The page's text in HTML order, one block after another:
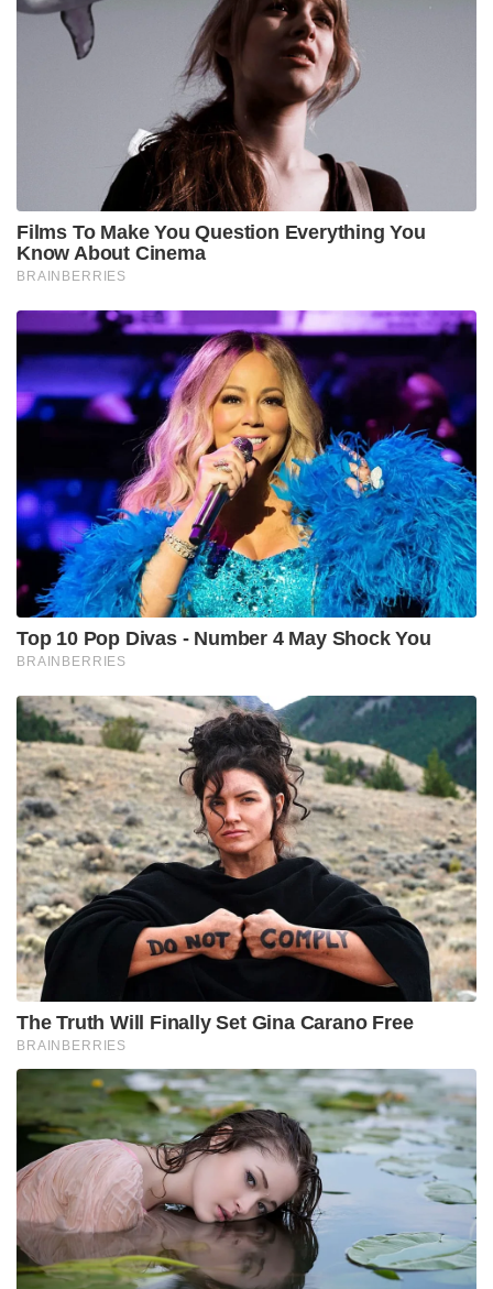
Films To Make You Question Everything You
Know About Cinema
BRAINBERRIES
Top 10 Pop Divas - Number 4 May Shock You
BRAINBERRIES
The Truth Will Finally Set Gina Carano Free
BRAINBERRIES